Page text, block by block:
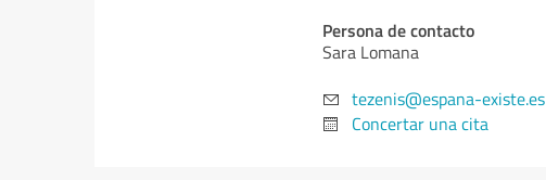
Persona de contacto
Sara Lomana
tezenis@espana-existe.es
Concertar una cita